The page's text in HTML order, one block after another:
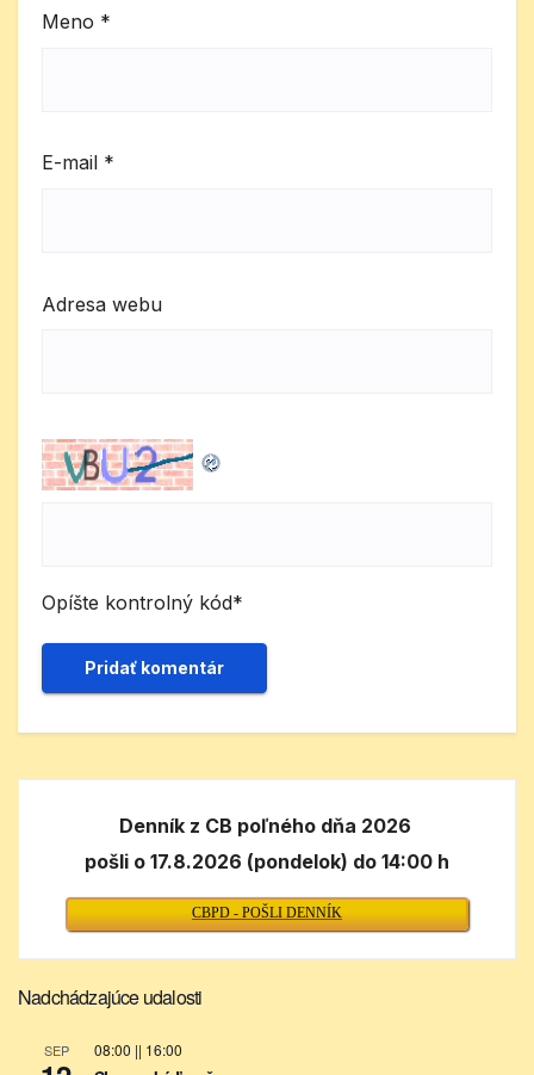
Meno *
E-mail *
Adresa webu
Opíšte kontrolný kód*
Denník z CB poľného dňa 2026
pošli o 17.8.2026 (pondelok) do 14:00 h
CBPD - POŠLI DENNÍK
Nadchádzajúce udalosti
SEP 08:00 || 16:00